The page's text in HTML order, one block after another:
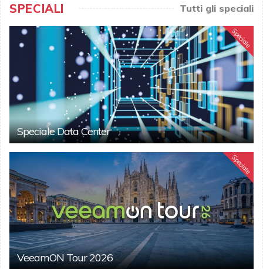
SPECIALI Tutti gli speciali
Speciale
Speciale Data Center
Speciale
VeeamON Tour 2026